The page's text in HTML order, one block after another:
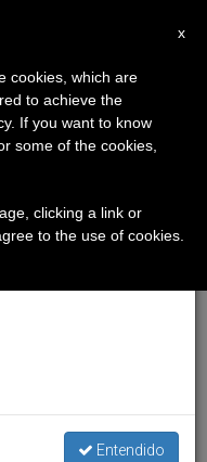
×
haremos la pausa
de verano
y también el
Entendido
x
cookies, which are
to achieve the
If you want to know
some of the cookies,
clicking a link or
to the use of cookies.